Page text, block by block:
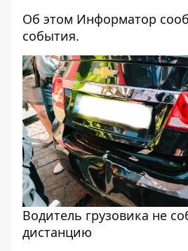
Об этом Информатор
события.
Водитель грузовика не
дистанцию